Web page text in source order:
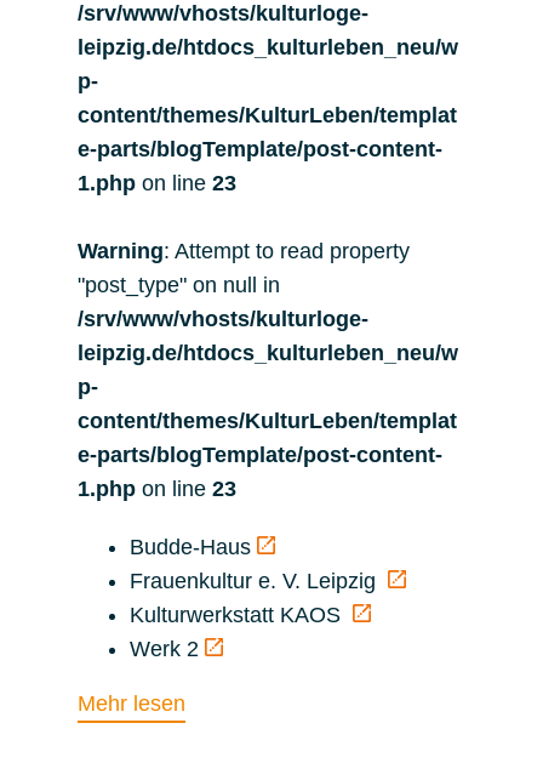
/srv/www/vhosts/kulturloge-
leipzig.de/htdocs_kulturleben_neu/w
p-
content/themes/KulturLeben/templat
e-parts/blogTemplate/post-content-
1.php on line 23
Warning: Attempt to read property
"post_type" on null in
/srv/www/vhosts/kulturloge-
leipzig.de/htdocs_kulturleben_neu/w
p-
content/themes/KulturLeben/templat
e-parts/blogTemplate/post-content-
1.php on line 23
Budde-Haus
Frauenkultur e. V. Leipzig
Kulturwerkstatt KAOS
Werk 2
Mehr lesen